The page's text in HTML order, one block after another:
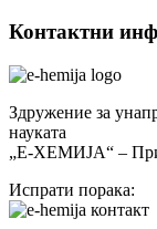
Контактни
Здружение за
науката
„Е-ХЕМИЈА“ –
Испрати порака: